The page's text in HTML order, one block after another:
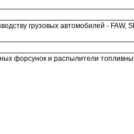
грузовых автомобилей - FAW,
форсунок и распылители